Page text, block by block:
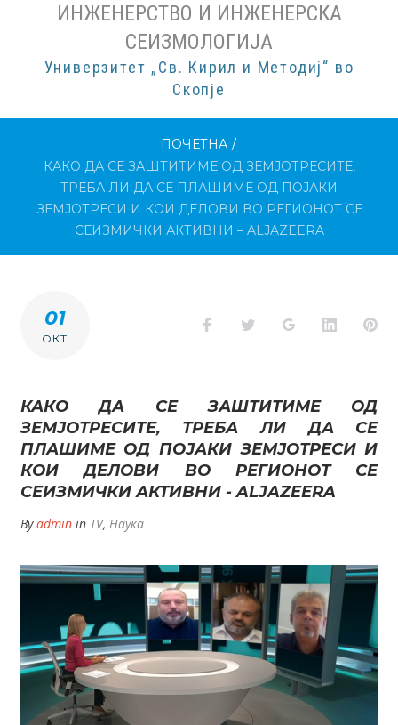
ИНЖЕНЕРСТВО И ИНЖЕНЕРСКА
СЕИЗМОЛОГИЈА
Универзитет „Св. Кирил и Методиј“ во
Скопје
ПОЧЕТНА /
КАКО ДА СЕ ЗАШТИТИМЕ ОД ЗЕМЈОТРЕСИТЕ,
ТРЕБА ЛИ ДА СЕ ПЛАШИМЕ ОД ПОЈАКИ
ЗЕМЈОТРЕСИ И КОИ ДЕЛОВИ ВО РЕГИОНОТ СЕ
СЕИЗМИЧКИ АКТИВНИ – ALJAZEERA
01
ОКТ
Facebook
Twitter Google+LinkedIn
КАКО ДА СЕ ЗАШТИТИМЕ ОД
ЗЕМЈОТРЕСИТЕ, ТРЕБА ЛИ ДА СЕ
ПЛАШИМЕ ОД ПОЈАКИ ЗЕМЈОТРЕСИ И
КОИ ДЕЛОВИ ВО РЕГИОНОТ СЕ
СЕИЗМИЧКИ АКТИВНИ - ALJAZEERA
Byadmin in TV, Наука